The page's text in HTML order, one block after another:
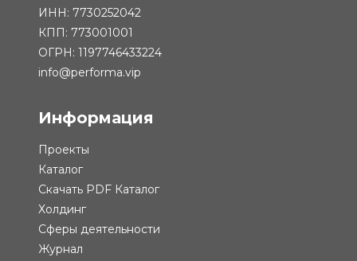
ИНН: 7730252042
КПП: 773001001
ОГРН: 1197746433224
info@performa.vip
Информация
Проекты
Каталог
Скачать PDF Каталог
Холдинг
Сферы деятельности
Журнал